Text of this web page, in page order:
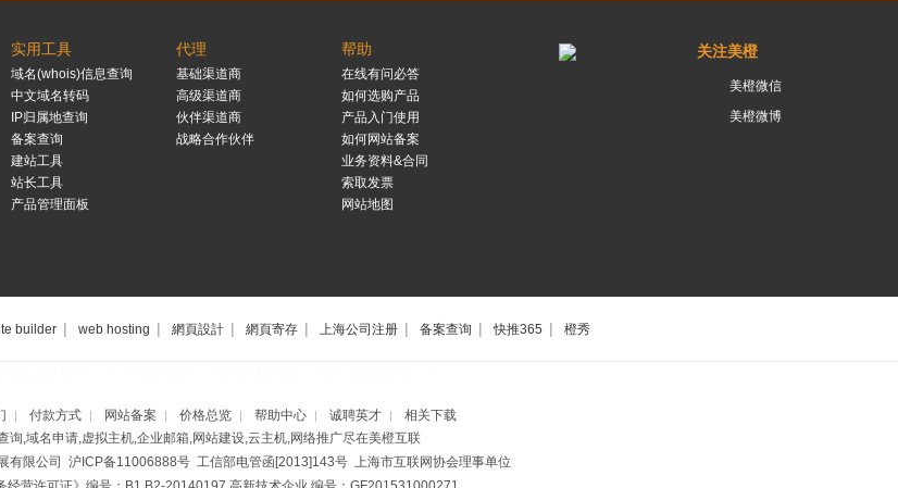
实用工具
域名(whois)信息查询
中文域名转码
IP归属地查询
备案查询
建站工具
站长工具
产品管理面板
代理
基础渠道商
高级渠道商
伙伴渠道商
战略合作伙伴
帮助
在线有问必答
如何选购产品
产品入门使用
如何网站备案
业务资料&合同
索取发票
网站地图
关注美橙
美橙微信
美橙微博
builder | web hosting | 網頁設計 | 網頁寄存 | 上海公司注册 | 备案查询 | 快推365 | 橙秀
| 付款方式 | 网站备案 | 价格总览 | 帮助中心 | 诚聘英才 |
相关下载
询,域名申请,虚拟主机,企业邮箱,网站建设,云主机,网络推广尽在美橙互联
有限公司 沪ICP备11006888号 工信部电管函[2013]143号 上海市互联网协会理事单位